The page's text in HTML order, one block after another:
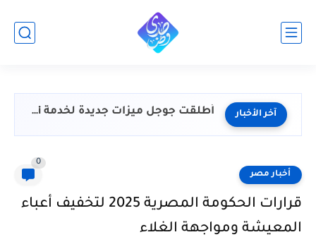
آخر الأخبار اليمن مباشر.. غموض بشأن مصير الزبيدي وقوات حكومية تتقدم نحو...
أخبار مصر
0
قرارات الحكومة المصرية 2025 لتخفيف أعباء
المعيشة ومواجهة الغلاء